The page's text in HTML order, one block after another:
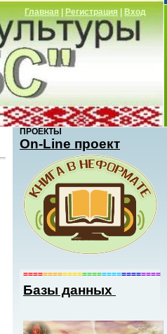
Главная Регистрация |Вход
ПРОЕКТЫ
Оn-Line проект
============================
Базы данных